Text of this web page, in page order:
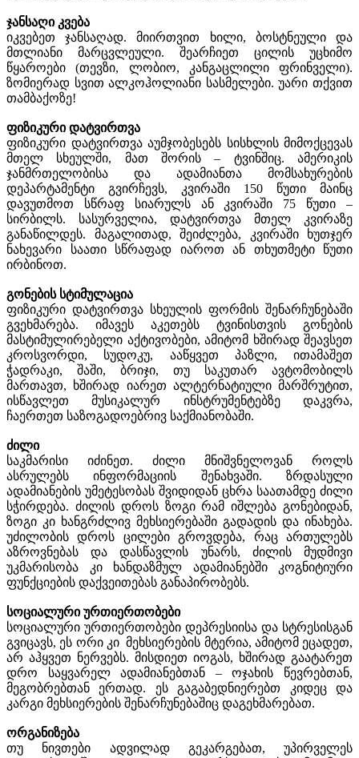
ჯანსაღი კვება
იკვებეთ ჯანსაღად. მიირთვით ხილი, ბოსტნეული და
მთლიანი მარცვლეული. შეარჩიეთ ცილის უცხიმო
წყაროები (თევზი, ლობიო, კანგაცლილი ფრინველი).
ზომიერად სვით ალკოჰოლიანი სასმელები. უარი თქვით
თამბაქოზე!
ფიზიკური დატვირთვა
ფიზიკური დატვირთვა აუმჯობესებს სისხლის მიმოქცევას
მთელ სხეულში, მათ შორის – ტვინშიც. ამერიკის
ჯანმრთელობისა და ადამიანთა მომსახურების
დეპარტამენტი გვირჩევს, კვირაში 150 წუთი მაინც
დავუთმოთ სწრაფ სიარულს ან კვირაში 75 წუთი –
სირბილს. სასურველია, დატვირთვა მთელ კვირაზე
განაწილდეს. მაგალითად, შეიძლება, კვირაში ხუთჯერ
ნახევარი საათი სწრაფად იაროთ ან თხუთმეტი წუთი
ირბინოთ.
გონების სტიმულაცია
ფიზიკური დატვირთვა სხეულის ფორმის შენარჩუნებაში
გვეხმარება. იმავეს აკეთებს ტვინისთვის გონების
მასტიმულირებელი აქტივობები, ამიტომ ხშირად შეავსეთ
კროსვორდი, სუდოკუ, ააწყვეთ პაზლი, ითამაშეთ
ჭადრაკი, შაში, ბრიჯი, თუ საკუთარ ავტომობილს
მართავთ, ხშირად იარეთ ალტერნატიული მარშრუტით,
ისწავლეთ მუსიკალურ ინსტრუმენტებზე დაკვრა,
ჩაერთეთ საზოგადოებრივ საქმიანობაში.
ძილი
საკმარისი იძინეთ. ძილი მნიშვნელოვან როლს
ასრულებს ინფორმაციის შენახვაში. ზრდასული
ადამიანების უმეტესობას შვიდიდან ცხრა საათამდე ძილი
სჭირდება. ძილის დროს ზოგი რამ იშლება გონებიდან,
ზოგი კი ხანგრძლივ მეხსიერებაში გადადის და ინახება.
უძილობის დროს ცილები გროვდება, რაც ართულებს
აზროვნებას და დასწავლის უნარს, ძილის მუდმივი
უკმარისობა კი ხანდაზმულ ადამიანებში კოგნიტიური
ფუნქციების დაქვეითებას განაპირობებს.
სოციალური ურთიერთობები
სოციალური ურთიერთობები დეპრესიისა და სტრესისგან
გვიცავს, ეს ორი კი მეხსიერების მტერია, ამიტომ ეცადეთ,
არ აჰყვეთ ნერვებს. მისდიეთ იოგას, ხშირად გაატარეთ
დრო საყვარელ ადამიანებთან – ოჯახის წევრებთან,
მეგობრებთან ერთად. ეს გაგაბედნიერებთ კიდეც და
კარგი მეხსიერების შენარჩუნებაშიც დაგეხმარებათ.
ორგანიზება
თუ ნივთები ადვილად გეკარგებათ, უპირველეს